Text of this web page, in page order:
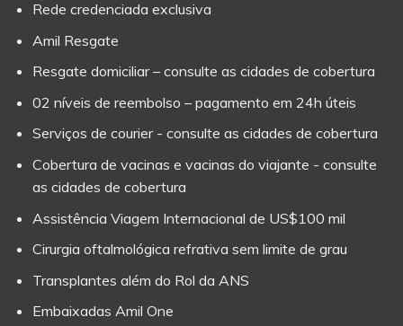
Rede credenciada exclusiva
Amil Resgate
Resgate domiciliar – consulte as cidades de cobertura
02 níveis de reembolso – pagamento em 24h úteis
Serviços de courier - consulte as cidades de cobertura
Cobertura de vacinas e vacinas do viajante - consulte
as cidades de cobertura
Assistência Viagem Internacional de US$100 mil
Cirurgia oftalmológica refrativa sem limite de grau
Transplantes além do Rol da ANS
Embaixadas Amil One